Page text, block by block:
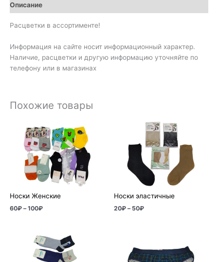
Описание
Расцветки в ассортименте!
Информация на сайте носит информационный характер.
Наличие, расцветки и другую информацию уточняйте по
телефону или в магазинах
Похожие товары
Носки Женские
60₽ – 100₽
цен:
60₽
–
100₽
Носки эластичные
20₽ – 50₽
Диапазон
цен:
–
50₽
Диапазон
250₽